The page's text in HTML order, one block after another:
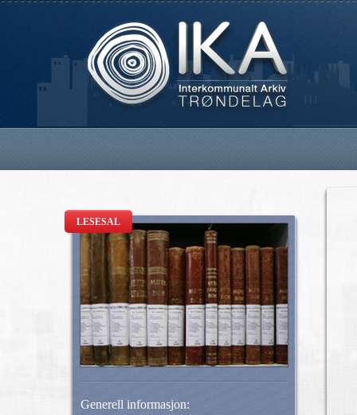
LESESAL
Generell informasjon: